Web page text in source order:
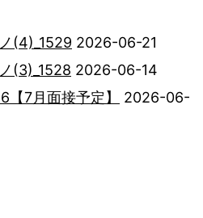
(4)_1529 2026-06-21
(3)_1528 2026-06-14
7月面接予定】
2026-06-